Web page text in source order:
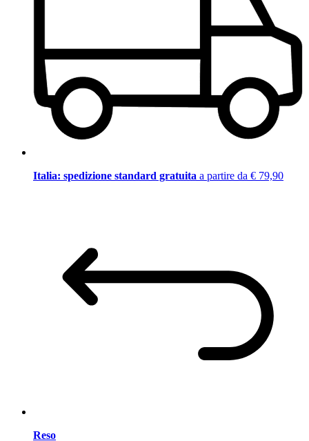
Italia: spedizione standard gratuita a partire da € 79,90
Reso